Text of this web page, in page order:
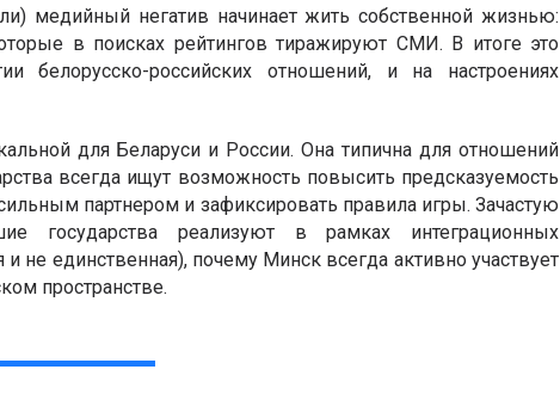
медийный негатив начинает жить собственной жизнью:
в поисках рейтингов тиражируют СМИ. В итоге это
белорусско-российских отношений, и на настроениях
для Беларуси и России. Она типична для отношений
всегда ищут возможность повысить предсказуемость
партнером и зафиксировать правила игры. Зачастую
государства реализуют в рамках интеграционных
не единственная), почему Минск всегда активно участвует
пространстве.